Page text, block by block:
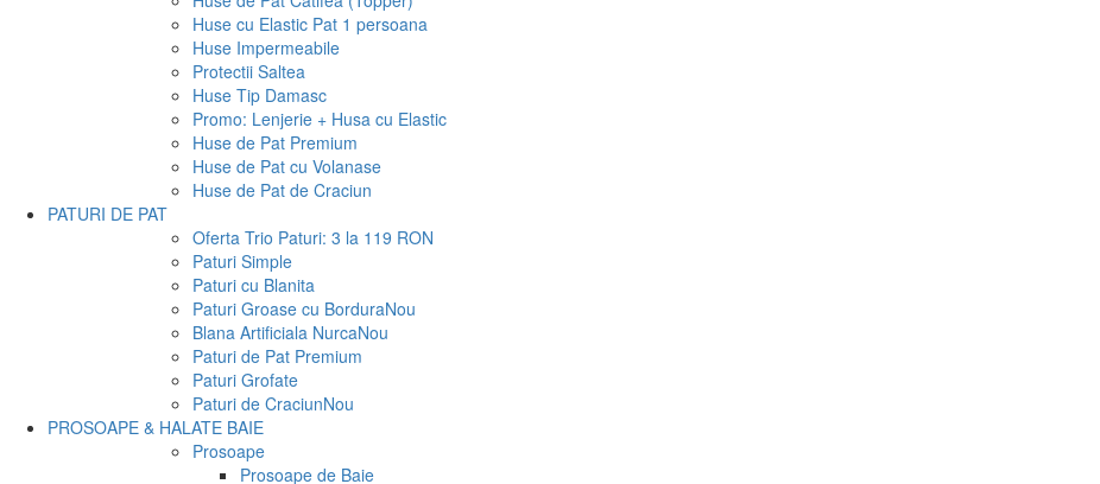
Huse cu Elastic Pat 1 persoana
Huse Impermeabile
Protectii Saltea
Huse Tip Damasc
Promo: Lenjerie + Husa cu Elastic
Huse de Pat Premium
Huse de Pat cu Volanase
Huse de Pat de Craciun
PATURI DE PAT
Oferta Trio Paturi: 3 la 119 RON
Paturi Simple
Paturi cu Blanita
Paturi Groase cu BorduraNou
Blana Artificiala NurcaNou
Paturi de Pat Premium
Paturi Grofate
Paturi de CraciunNou
PROSOAPE & HALATE BAIE
Prosoape
Prosoape de Baie